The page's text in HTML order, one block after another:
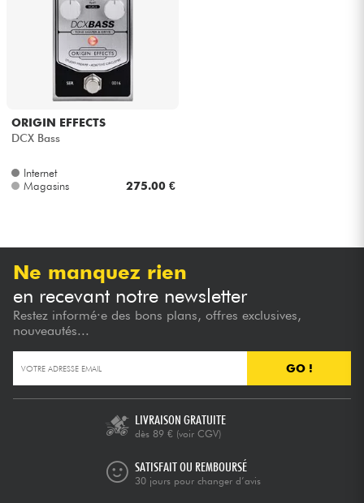
ORIGIN EFFECTS
DCX Bass
Internet
Magasins
275.00 €
Ne manquez rien
en recevant notre newsletter
Restez informé·e des bons plans, offres exclusives,
nouveautés...
GO !
LIVRAISON GRATUITE
dès 89 € (voir CGV)
SATISFAIT OU REMBOURSÉ
30 jours pour changer d’avis